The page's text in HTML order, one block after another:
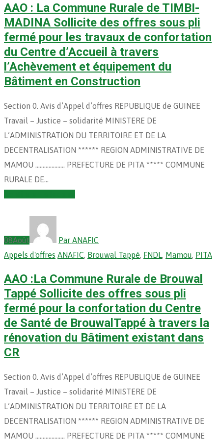
AAO : La Commune Rurale de TIMBI-
MADINA Sollicite des offres sous pli
fermé pour les travaux de confortation
du Centre d’Accueil à travers
l’Achèvement et équipement du
Bâtiment en Construction
Section 0. Avis d’Appel d’offres REPUBLIQUE de GUINEE
Travail – Justice – solidarité MINISTERE DE
L’ADMINISTRATION DU TERRITOIRE ET DE LA
DECENTRALISATION ****** REGION ADMINISTRATIVE DE
MAMOU ……………….. PREFECTURE DE PITA ***** COMMUNE
RURALE DE…
08Août
Par ANAFIC
Appels d'offres ANAFIC Brouwal Tappé FNDL Mamou PITA
AAO :La Commune Rurale de Brouwal
Tappé Sollicite des offres sous pli
fermé pour la confortation du Centre
de Santé de BrouwalTappé à travers la
rénovation du Bâtiment existant dans
CR
Section 0. Avis d’Appel d’offres REPUBLIQUE de GUINEE
Travail – Justice – solidarité MINISTERE DE
L’ADMINISTRATION DU TERRITOIRE ET DE LA
DECENTRALISATION ****** REGION ADMINISTRATIVE DE
MAMOU ……………….. PREFECTURE DE PITA ***** COMMUNE